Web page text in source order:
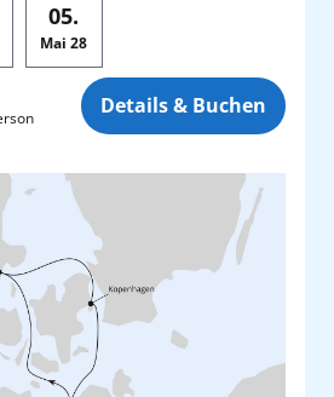
05.
Mai 28
Details & Buchen